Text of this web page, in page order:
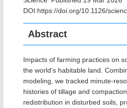
DOI:https://doi.org/10.1126/
Abstract
Impacts of farming practices on
the world’s habitable land.
modeling, we tracked minute-
histories of tillage and
redistribution in disturbed soils,